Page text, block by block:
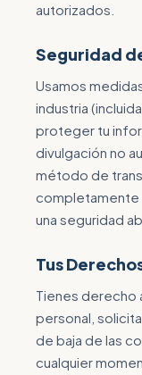
autorizados.
Seguridad
Usamos
industria
proteger tu
divulgación no
método de
completamente
una seguridad
Tus
Tienes derecho
personal,
de baja de las
cualquier